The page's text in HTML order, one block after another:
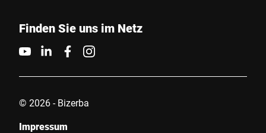
Finden Sie uns im Netz
© 2026 - Bizerba
Impressum